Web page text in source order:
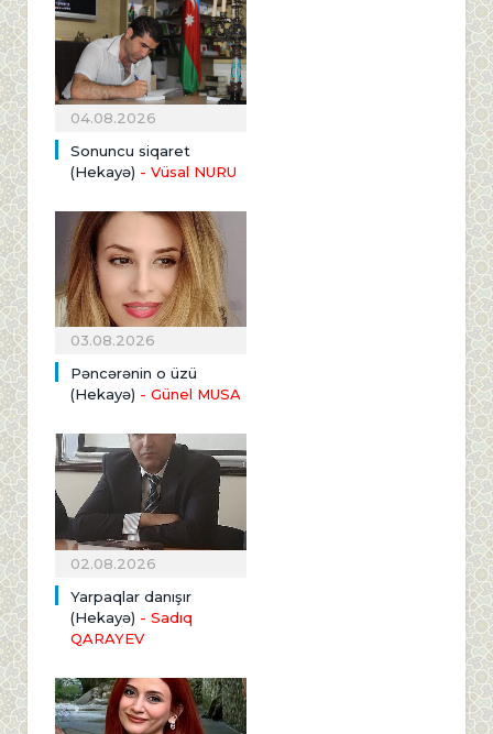
04.08.2026
Sonuncu siqaret
(Hekayə) - Vüsal NURU
03.08.2026
Pəncərənin o üzü
(Hekayə) - Günel MUSA
02.08.2026
Yarpaqlar danışır
(Hekayə) - Sadıq
QARAYEV